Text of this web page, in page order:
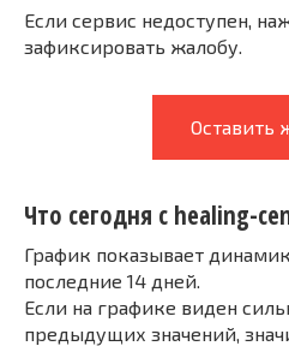
Если сервис недоступен,
зафиксировать жалобу.
Оставить
Что сегодня с healing-
График показывает
последние 14 дней.
Если на графике виден
предыдущих значений,